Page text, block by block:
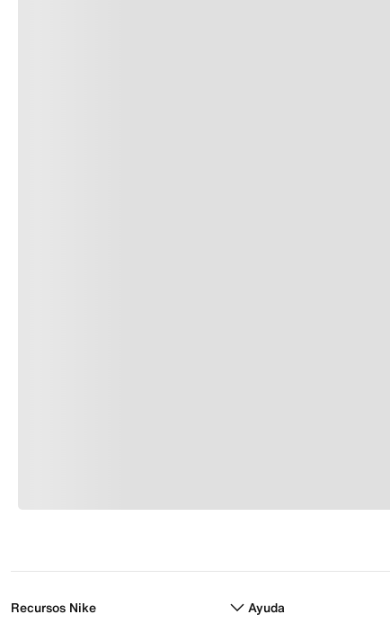
Recursos Nike Ayuda